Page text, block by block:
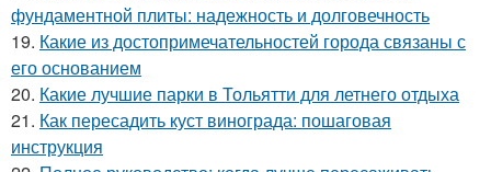
фундаментной плиты: надежность и долговечность
19. Какие из достопримечательностей города связаны с
его основанием
20. Какие лучшие парки в Тольятти для летнего отдыха
21. Как пересадить куст винограда: пошаговая
инструкция